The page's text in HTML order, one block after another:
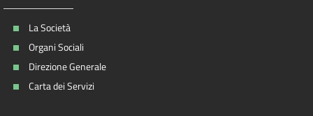
La Società
Organi Sociali
Direzione Generale
Carta dei Servizi